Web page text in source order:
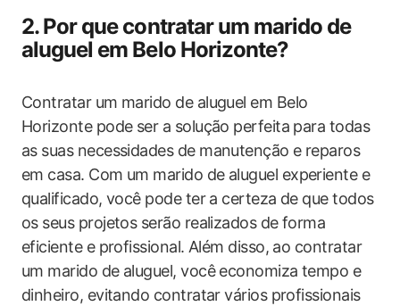
2. Por que contratar um marido de
aluguel em Belo Horizonte?
Contratar um marido de aluguel em Belo
Horizonte pode ser a solução perfeita para todas
as suas necessidades de manutenção e reparos
em casa. Com um marido de aluguel experiente e
qualificado, você pode ter a certeza de que todos
os seus projetos serão realizados de forma
eficiente e profissional. Além disso, ao contratar
um marido de aluguel, você economiza tempo e
dinheiro, evitando contratar vários profissionais